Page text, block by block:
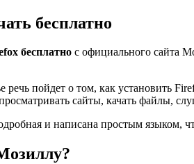
бесплатно
бесплатно с официального сайта
речь пойдет о том, как установить
сайты, качать файлы,
и написана простым языком,